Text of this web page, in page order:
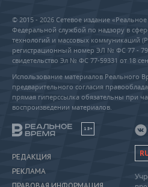
© 2015 - 2026 Сетевое издание
Федеральной службой по надзору в
технологий и массовых коммуникаций
регистрационный номер ЭЛ № ФС 77 -
свидетельство Эл № ФС 77-59331 от 18
Использование материалов Реального
предварительного согласия
прямая гиперссылка обязательны при
воспроизведении материалов.
18+
РЕДАКЦИЯ
РЕКЛАМА